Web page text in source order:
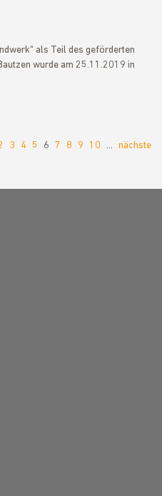
als Teil des geförderten
wurde am 25.11.2019 in
3 4 5 6 7 8 9 10 … nächste